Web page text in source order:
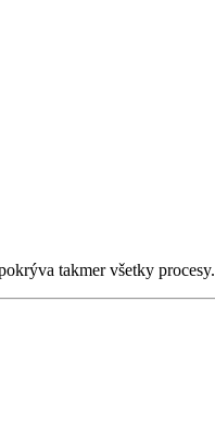
takmer všetky procesy.